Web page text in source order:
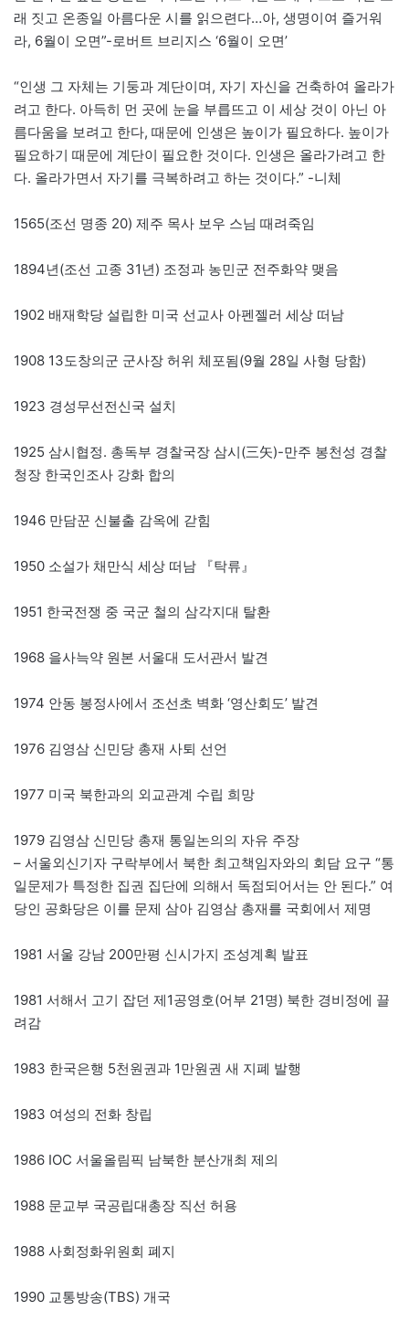
래 짓고 온종일 아름다운 시를 읽으련다…아, 생명이여 즐거워
라, 6월이 오면”-로버트 브리지스 ‘6월이 오면’
“인생 그 자체는 기둥과 계단이며, 자기 자신을 건축하여 올라가
려고 한다. 아득히 먼 곳에 눈을 부릅뜨고 이 세상 것이 아닌 아
름다움을 보려고 한다, 때문에 인생은 높이가 필요하다. 높이가
필요하기 때문에 계단이 필요한 것이다. 인생은 올라가려고 한
다. 올라가면서 자기를 극복하려고 하는 것이다.” -니체
1565(조선 명종 20) 제주 목사 보우 스님 때려죽임
1894년(조선 고종 31년) 조정과 농민군 전주화약 맺음
1902 배재학당 설립한 미국 선교사 아펜젤러 세상 떠남
1908 13도창의군 군사장 허위 체포됨(9월 28일 사형 당함)
1923 경성무선전신국 설치
1925 삼시협정. 총독부 경찰국장 삼시(三矢)-만주 봉천성 경찰
청장 한국인조사 강화 합의
1946 만담꾼 신불출 감옥에 갇힘
1950 소설가 채만식 세상 떠남 『탁류』
1951 한국전쟁 중 국군 철의 삼각지대 탈환
1968 을사늑약 원본 서울대 도서관서 발견
1974 안동 봉정사에서 조선초 벽화 ‘영산회도’ 발견
1976 김영삼 신민당 총재 사퇴 선언
1977 미국 북한과의 외교관계 수립 희망
1979 김영삼 신민당 총재 통일논의의 자유 주장
– 서울외신기자 구락부에서 북한 최고책임자와의 회담 요구 “통
일문제가 특정한 집권 집단에 의해서 독점되어서는 안 된다.” 여
당인 공화당은 이를 문제 삼아 김영삼 총재를 국회에서 제명
1981 서울 강남 200만평 신시가지 조성계획 발표
1981 서해서 고기 잡던 제1공영호(어부 21명) 북한 경비정에 끌
려감
1983 한국은행 5천원권과 1만원권 새 지폐 발행
1983 여성의 전화 창립
1986 IOC 서울올림픽 남북한 분산개최 제의
1988 문교부 국공립대총장 직선 허용
1988 사회정화위원회 폐지
1990 교통방송(TBS) 개국